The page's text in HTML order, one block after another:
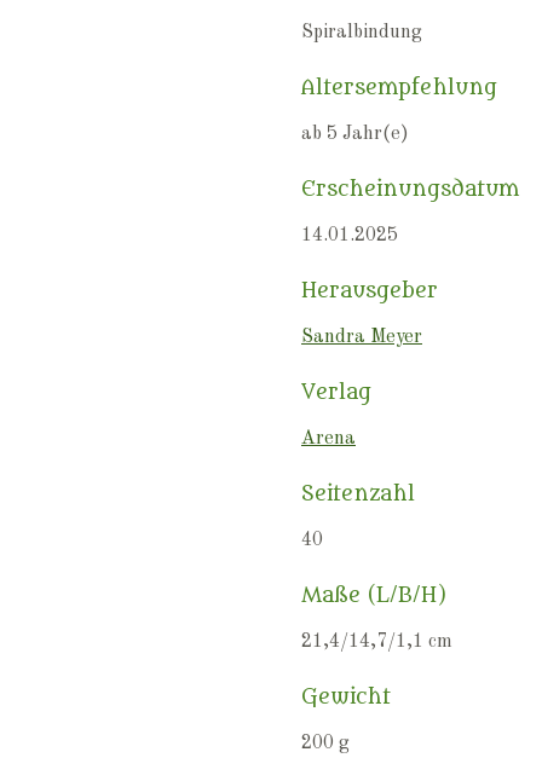
Spiralbindung
Altersempfehlung
ab 5 Jahr(e)
Erscheinungsdatum
14.01.2025
Herausgeber
Sandra Meyer
Verlag
Arena
Seitenzahl
40
Maße (L/B/H)
21,4/14,7/1,1 cm
Gewicht
200 g